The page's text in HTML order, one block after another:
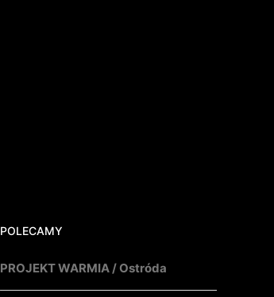
POLECAMY
PROJEKT WARMIA / Ostróda